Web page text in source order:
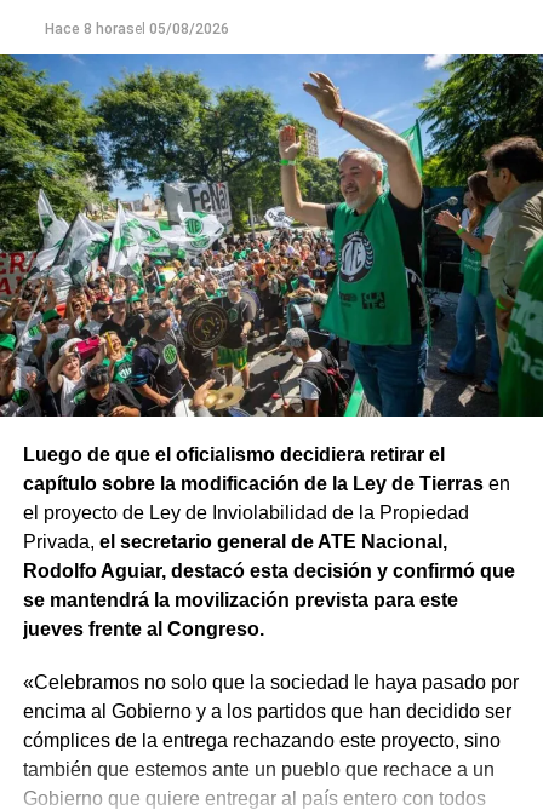
Hace 8 horasel 05/08/2026
Luego de que el oficialismo decidiera retirar el
capítulo sobre la modificación de la Ley de Tierrasen
el proyecto de Ley de Inviolabilidad de la Propiedad
Privada, el secretario general de ATE Nacional,
Rodolfo Aguiar, destacó esta decisión y confirmó que
se mantendrá la movilización prevista para este
jueves frente al Congreso.
«Celebramos no solo que la sociedad le haya pasado por
encima al Gobierno y a los partidos que han decidido ser
cómplices de la entrega rechazando este proyecto, sino
también que estemos ante un pueblo que rechace a un
Gobierno que quiere entregar al país entero con todos